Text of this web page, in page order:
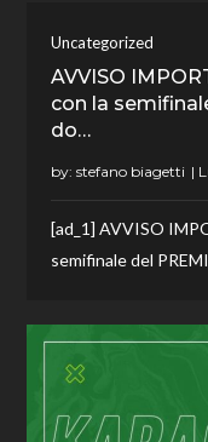
Uncategorized
AVVISO
con la
do…
by:stefano biagetti
[ad_1] AVVISO
semifinale del